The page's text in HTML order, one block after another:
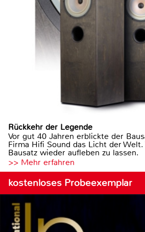
Rückkehr der Legende
Vor gut 40 Jahren erblickte der
Firma Hifi Sound das Licht der
Bausatz wieder aufleben zu lassen.
>> Mehr erfahren
kostenloses Probeexemplar